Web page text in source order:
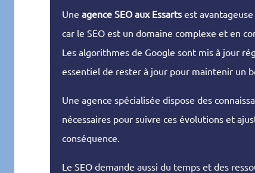
Une agence SEO aux Essartsest
car le SEO est un domaine complexe et en
Les algorithmes de Google sont mis à jour
essentiel de rester à jour pour maintenir un
Une agence spécialisée dispose des
nécessaires pour suivre ces évolutions et
conséquence.
Le SEO demande aussi du temps et des